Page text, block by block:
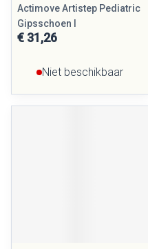
Actimove Artistep Pediatric
Gipsschoen l
€ 31,26
Niet beschikbaar